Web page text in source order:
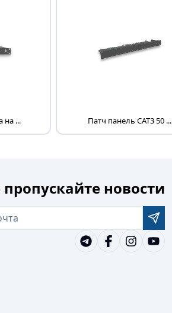
на ... Патч панель CAT3 50 ...
пропускайте новости